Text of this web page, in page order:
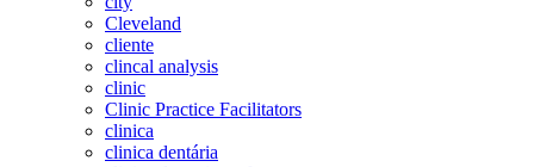
Cleveland
cliente
clincal analysis
clinic
Clinic Practice Facilitators
clinica
clinica dentária